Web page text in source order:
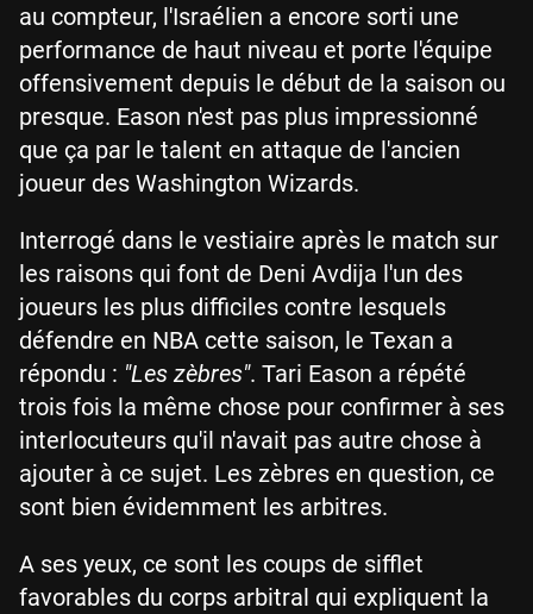
au compteur, l'Israélien a encore sorti une
performance de haut niveau et porte l'équipe
offensivement depuis le début de la saison ou
presque. Eason n'est pas plus impressionné
que ça par le talent en attaque de l'ancien
joueur des Washington Wizards.
Interrogé dans le vestiaire après le match sur
les raisons qui font de Deni Avdija l'un des
joueurs les plus difficiles contre lesquels
défendre en NBA cette saison, le Texan a
répondu : "Les zèbres". Tari Eason a répété
trois fois la même chose pour confirmer à ses
interlocuteurs qu'il n'avait pas autre chose à
ajouter à ce sujet. Les zèbres en question, ce
sont bien évidemment les arbitres.
A ses yeux, ce sont les coups de sifflet
favorables du corps arbitral qui expliquent la